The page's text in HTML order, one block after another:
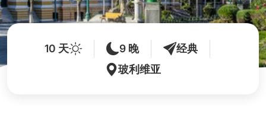
10 天 9 晚
经典
玻利维亚